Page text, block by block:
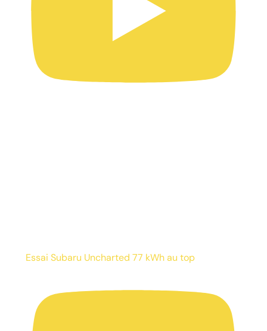
Essai Subaru Uncharted 77 kWh au top